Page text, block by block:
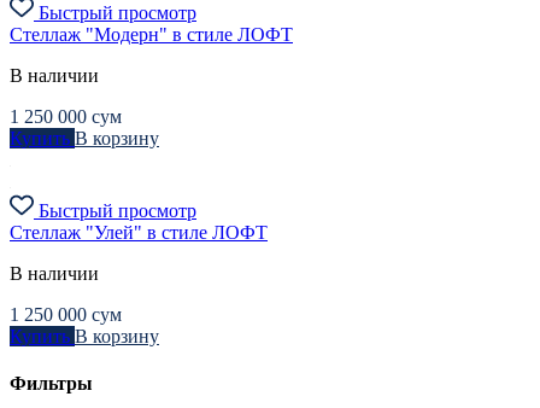
Быстрый просмотр
Стеллаж "Модерн" в стиле ЛОФТ
В наличии
1 250 000 сум
Купить В корзину
Быстрый просмотр
Стеллаж "Улей" в стиле ЛОФТ
В наличии
1 250 000 сум
Купить В корзину
Фильтры